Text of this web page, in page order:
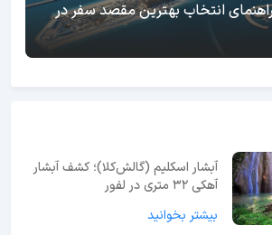
انتخاب بهترین مقصد سفر در
آبشار اسکلیم (گالش‌کلا)؛ کشف آبشار
آهکی ۳۲ متری در لفور
بیشتر بخوانید